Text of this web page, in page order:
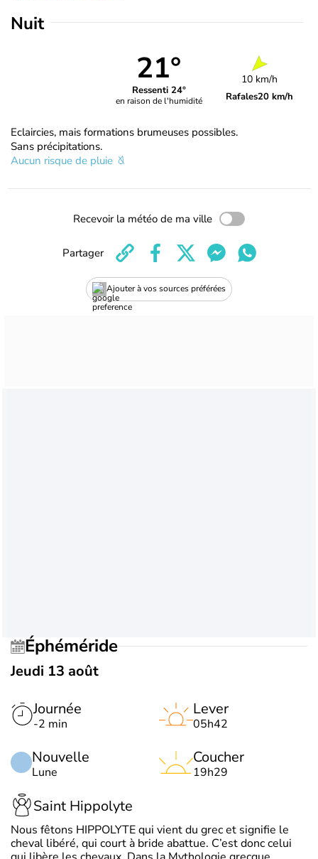
Nuit
21°
Ressenti 24°
en raison de l'humidité
10 km/h
Rafales20 km/h
Eclaircies, mais formations brumeuses possibles.
Sans précipitations.
Aucun risque de pluie
Recevoir la météo de ma ville
Ajouter à vos sources préférées
Partager
Éphéméride
Jeudi 13 août
Journée
-2 min
Nouvelle
Lune
Lever
05h42
Coucher
19h29
Saint Hippolyte
Nous fêtons HIPPOLYTE qui vient du grec et signifie le
cheval libéré, qui court à bride abattue. C’est donc celui